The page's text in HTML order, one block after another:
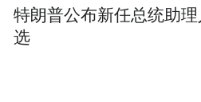
特朗普公布新任总统助理
选